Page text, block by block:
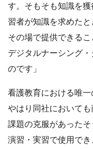
す。そもそも知識を
習者が知識を求めた
その場で提供できる
デジタルナーシング
のです」
看護教育における唯一
やはり同社において
課題の克服があった
演習・実習で使用で